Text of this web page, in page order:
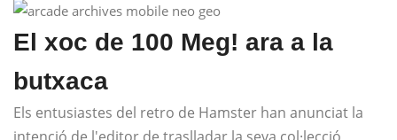
El xoc de 100 Meg! ara a la
butxaca
Els entusiastes del retro de Hamster han anunciat la